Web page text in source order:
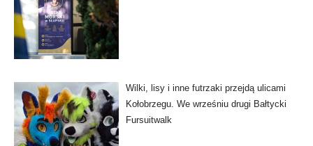
Wilki, lisy i inne futrzaki przejdą ulicami
Kołobrzegu. We wrześniu drugi Bałtycki
Fursuitwalk